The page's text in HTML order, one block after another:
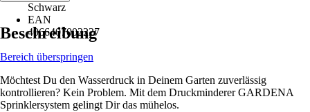
Schwarz
EAN
4066407002227
Beschreibung
Bereich überspringen
Möchtest Du den Wasserdruck in Deinem Garten zuverlässig
kontrollieren? Kein Problem. Mit dem Druckminderer GARDENA
Sprinklersystem gelingt Dir das mühelos.